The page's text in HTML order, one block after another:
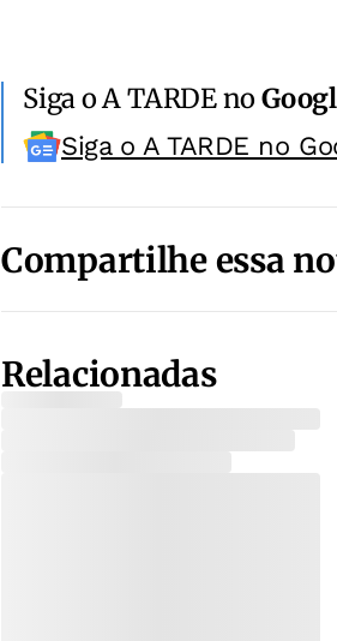
Siga o A TARDE no
Siga o A TARDE no
Compartilhe essa
Relacionadas